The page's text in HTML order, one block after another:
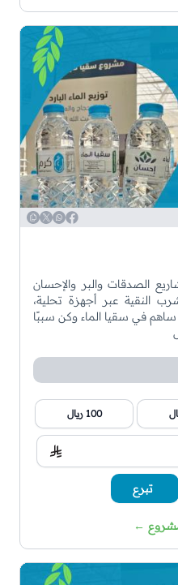
Facebook
WhatsApp
Twitter
Copy
الصدقات والبر والإحسان
النقية عبر أجهزة تحلية،
ساهم في سقيا الماء وكن سببًا
100 ريال
تبرع
←